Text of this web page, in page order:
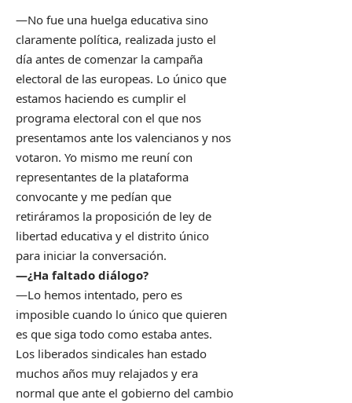
—No fue una huelga educativa sino
claramente política, realizada justo el
día antes de comenzar la campaña
electoral de las europeas. Lo único que
estamos haciendo es cumplir el
programa electoral con el que nos
presentamos ante los valencianos y nos
votaron. Yo mismo me reuní con
representantes de la plataforma
convocante y me pedían que
retiráramos la proposición de ley de
libertad educativa y el distrito único
para iniciar la conversación.
—¿Ha faltado diálogo?
—Lo hemos intentado, pero es
imposible cuando lo único que quieren
es que siga todo como estaba antes.
Los liberados sindicales han estado
muchos años muy relajados y era
normal que ante el gobierno del cambio